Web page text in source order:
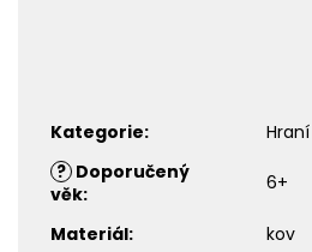
Kategorie:
Hraní
? Doporučený
věk: 6+
Materiál:
kov